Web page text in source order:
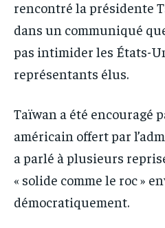
rencontré la présidente
dans un communiqué
pas intimider les États-
représentants élus.
Taïwan a été encouragé
américain offert par
a parlé à plusieurs
« solide comme le roc »
démocratiquement.